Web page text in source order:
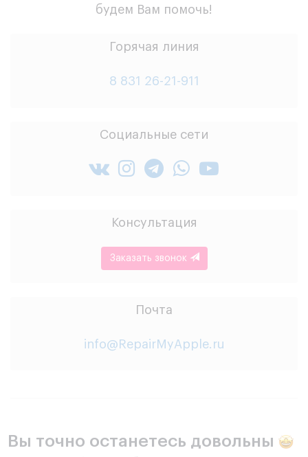
будем Вам помочь!
Горячая линия
8 831 26-21-911
Социальные сети
Консультация
Заказать звонок
Почта
info@RepairMyApple.ru
Вы точно останетесь довольны